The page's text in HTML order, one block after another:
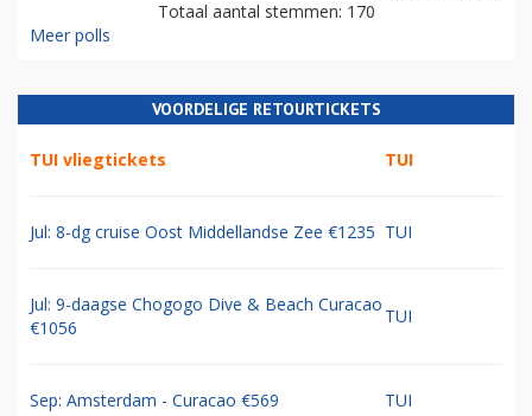
Totaal aantal stemmen: 170
Meer polls
VOORDELIGE RETOURTICKETS
TUI vliegtickets TUI
Jul: 8-dg cruise Oost Middellandse Zee €1235 TUI
Jul: 9-daagse Chogogo Dive & Beach Curacao
€1056
TUI
Sep: Amsterdam - Curacao €569 TUI